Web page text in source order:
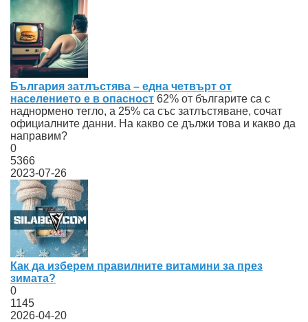
България затлъстява – една четвърт от
населението е в опасност 62% от българите са с
наднормено тегло, а 25% са със затлъстяване, сочат
официалните данни. На какво се дължи това и какво да
направим?
0
5366
2023-07-26
Как да изберем правилните витамини за през
зимата?
0
1145
2026-04-20